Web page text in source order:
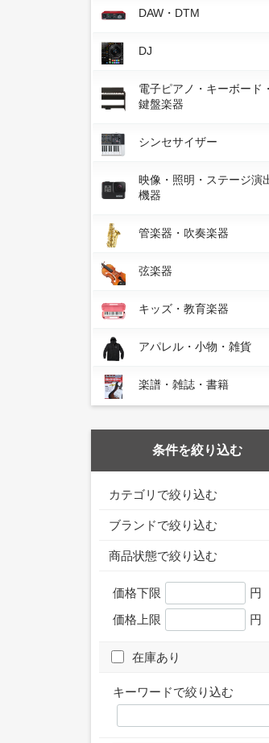
DAW・DTM
DJ
電子ピアノ・キーボード・
鍵盤楽器
シンセサイザー
映像・照明・ステージ演
機器
管楽器・吹奏楽器
弦楽器
キッズ・教育楽器
アパレル・小物・雑貨
楽譜・雑誌・書籍
条件を絞り込む
カテゴリで絞り込む
ブランドで絞り込む
商品状態で絞り込む
価格下限
円
価格上限
円
在庫あり
キーワードで絞り込む